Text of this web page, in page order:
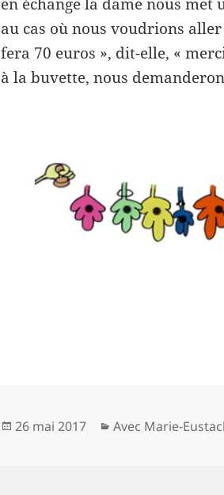
en échange la dame nous
au cas où nous voudrions
fera 70 euros », dit-elle, «
à la buvette, nous
Publié
26 mai 2017 Catégories
Avec Marie-